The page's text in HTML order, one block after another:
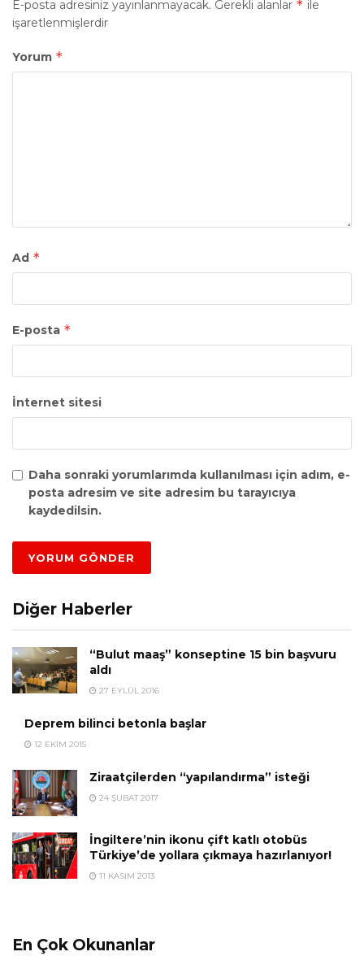
E-posta adresiniz yayınlanmayacak. Gerekli alanlar * ile
işaretlenmişlerdir
Yorum *
Ad *
E-posta *
İnternet sitesi
Daha sonraki yorumlarımda kullanılması için adım, e-
posta adresim ve site adresim bu tarayıcıya
kaydedilsin.
Diğer Haberler
“Bulut maaş” konseptine 15 bin başvuru
aldı
27 EYLÜL 2016
Deprem bilinci betonla başlar
12 EKIM 2015
Ziraatçilerden “yapılandırma” isteği
24 ŞUBAT 2017
İngiltere’nin ikonu çift katlı otobüs
Türkiye’de yollara çıkmaya hazırlanıyor!
11 KASIM 2013
En Çok Okunanlar